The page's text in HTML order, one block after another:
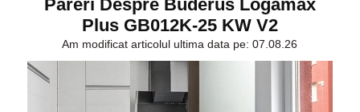
Pareri Despre Buderus Logamax
Plus GB012K-25 KW V2
Am modificat articolul ultima data pe: 07.08.26